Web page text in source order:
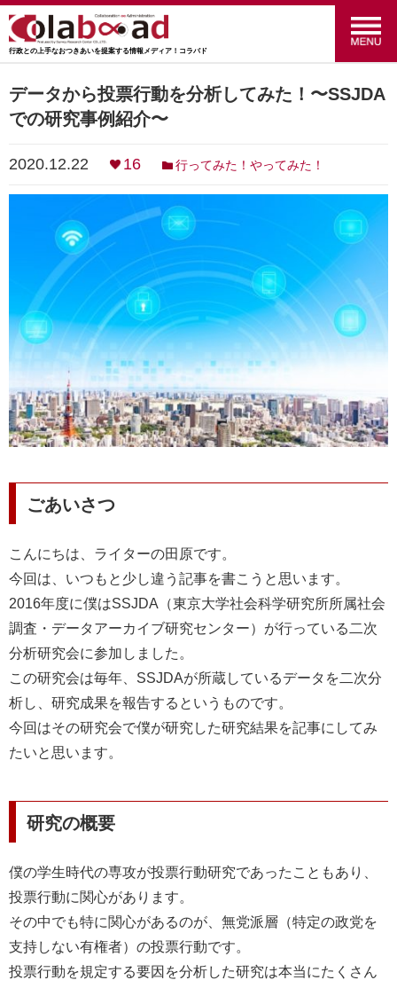
行政との上手なおつきあいを提案する情報メディア！コラバド
政策のおはなし (24)
福祉のおはなし(27)
交通のおはなし (16)
マーケティングのおはなし (4)
行ってみた！やってみた！
統計のおはなし
行政のおはなし(14)
SRC
データから投票行動を分析してみた！〜SSJDA
での研究事例紹介〜
2020.12.22 16 行ってみた！やってみた！
ごあいさつ
こんにちは、ライターの田原です。
今回は、いつもと少し違う記事を書こうと思います。
2016年度に僕はSSJDA （東京大学社会科学研究所所属社会
調査・データアーカイブ研究センター）が行っている二次
分析研究会に参加しました。
この研究会は毎年、 SSJDAが所蔵しているデータを二次分
析し、研究成果を報告するというものです。
今回はその研究会で僕が研究した研究結果を記事にしてみ
たいと思います。
研究の概要
僕の学生時代の専攻が投票行動研究であったこともあり、
投票行動に関心があります。
その中でも特に関心があるのが、無党派層（特定の政党を
支持しない有権者）の投票行動です。
投票行動を規定する要因を分析した研究は本当にたくさん